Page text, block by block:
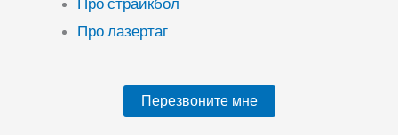
Про лазертаг
Перезвоните мне